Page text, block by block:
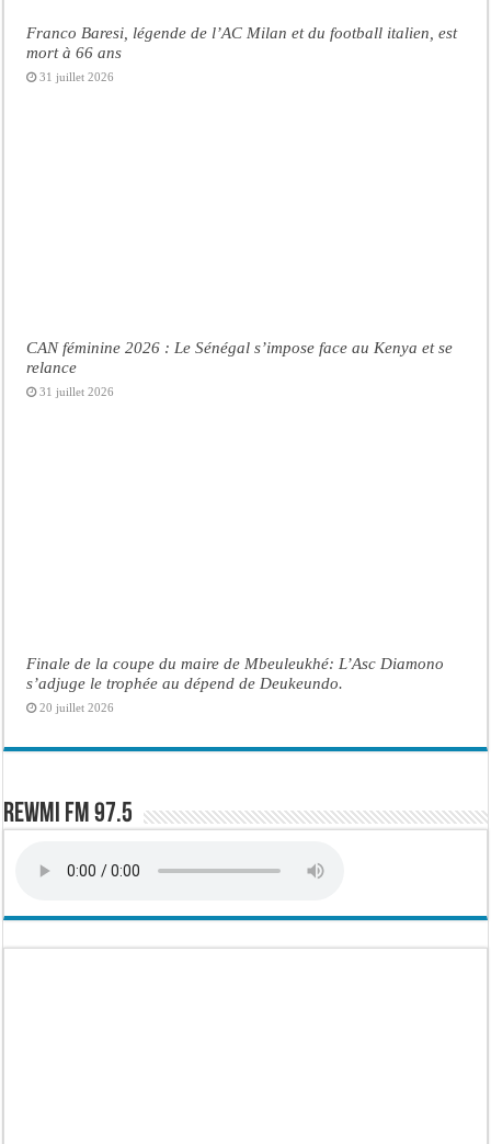
Franco Baresi, légende de l’AC Milan et du football italien, est
mort à 66 ans
31 juillet 2026
CAN féminine 2026 : Le Sénégal s’impose face au Kenya et se
relance
31 juillet 2026
Finale de la coupe du maire de Mbeuleukhé: L’Asc Diamono
s’adjuge le trophée au dépend de Deukeundo.
20 juillet 2026
Rewmi FM 97.5